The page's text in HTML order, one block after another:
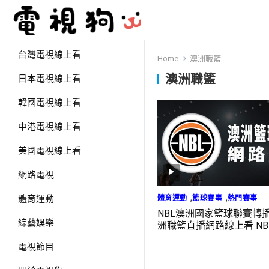
台灣電視線上看
日本電視線上看
韓國電視線上看
中港電視線上看
美國電視線上看
網路電視
體育運動
綜藝娛樂
電視節目
Home 澳洲職籃
澳洲職籃
體育運動 ,籃球賽事,熱門賽事
NBL澳洲國家籃球聯賽轉
洲職籃直播網路線上看